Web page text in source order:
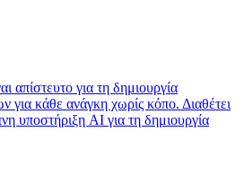
απίστευτο για τη δημιουργία
για κάθε ανάγκη χωρίς κόπο. Διαθέτει
υποστήριξη AI για τη δημιουργία